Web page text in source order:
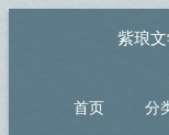
紫琅
首页 分